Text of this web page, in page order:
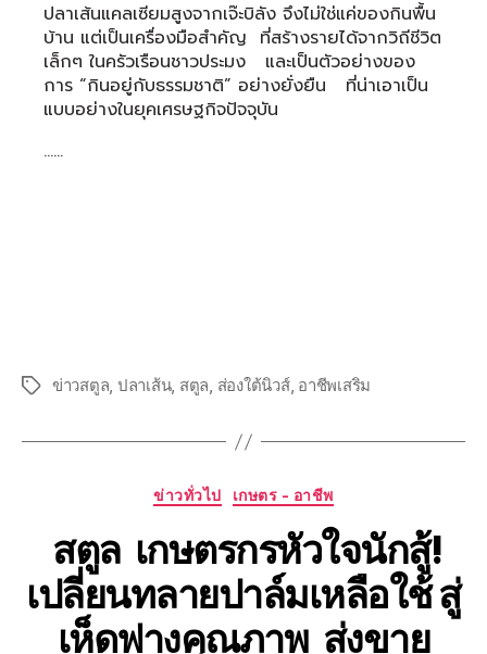
ปลาเส้นแคลเซียมสูงจากเจ๊ะบิลัง จึงไม่ใช่แค่ของกินพื้น
บ้าน แต่เป็นเครื่องมือสำคัญ ที่สร้างรายได้จากวิถีชีวิต
เล็กๆ ในครัวเรือนชาวประมง และเป็นตัวอย่างของ
การ “กินอยู่กับธรรมชาติ” อย่างยั่งยืน ที่น่าเอาเป็น
แบบอย่างในยุคเศรษฐกิจปัจจุบัน
……
ข่าวสตูล, ปลาเส้น, สตูล, ส่องใต้นิวส์, อาชีพเสริม
ข่าวทั่วไป เกษตร - อาชีพ
สตูล เกษตรกรหัวใจนักสู้!
เปลี่ยนทลายปาล์มเหลือใช้ สู่
เห็ดฟางคุณภาพ ส่งขาย